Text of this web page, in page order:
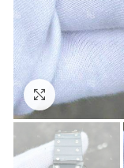
Görseli